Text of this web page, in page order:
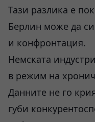
Тази разлика е
Берлин може да
и конфронтация.
Немската
в режим на
Данните не го
губи